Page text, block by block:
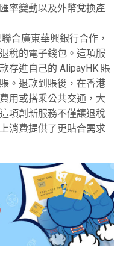
率變動以及外幣兌換產
合廣東華興銀行合作，
稅的電子錢包。這項服
存進自己的 AlipayHK 賬
。退款到賬後，在香港
用或搭乘公共交通，大
項創新服務不僅讓退稅
消費提供了更貼合需求